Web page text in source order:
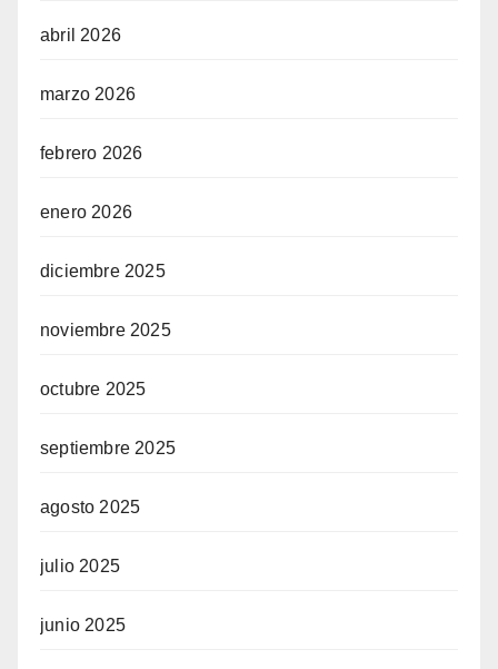
abril 2026
marzo 2026
febrero 2026
enero 2026
diciembre 2025
noviembre 2025
octubre 2025
septiembre 2025
agosto 2025
julio 2025
junio 2025